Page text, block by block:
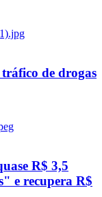
de drogas
R$ 3,5
e recupera R$